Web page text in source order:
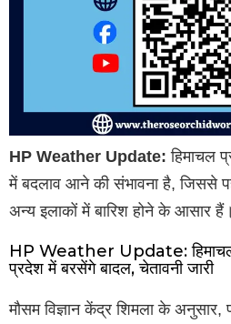
HP Weather Update: हिमाचल
में बदलाव आने की संभावना है, जिससे
अन्य इलाकों में बारिश होने के आसार हैं।
HP Weather Update: हिमाचल
प्रदेश में बरसेंगे बादल, चेतावनी जारी
मौसम विज्ञान केंद्र शिमला के